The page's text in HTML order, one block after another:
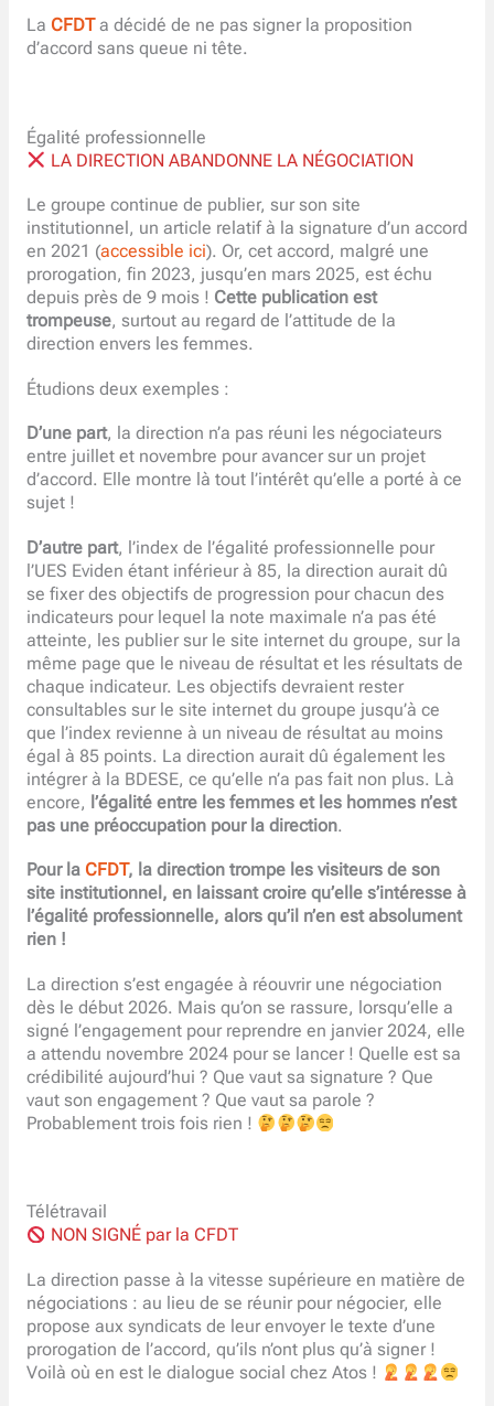
La CFDTa décidé de ne pas signer la proposition
d’accord sans queue ni tête.
Égalité professionnelle
LA DIRECTION ABANDONNE LA NÉGOCIATION
Le groupe continue de publier, sur son site
institutionnel, un article relatif à la signature d’un accord
en 2021 (accessible ici). Or, cet accord, malgré une
prorogation, fin 2023, jusqu’en mars 2025, est échu
depuis près de 9 mois ! Cette publication est
trompeuse, surtout au regard de l’attitude de la
direction envers les femmes.
Étudions deux exemples :
D’une part, la direction n’a pas réuni les négociateurs
entre juillet et novembre pour avancer sur un projet
d’accord. Elle montre là tout l’intérêt qu’elle a porté à ce
sujet !
D’autre part, l’index de l’égalité professionnelle pour
l’UES Eviden étant inférieur à 85, la direction aurait dû
se fixer des objectifs de progression pour chacun des
indicateurs pour lequel la note maximale n’a pas été
atteinte, les publier sur le site internet du groupe, sur la
même page que le niveau de résultat et les résultats de
chaque indicateur. Les objectifs devraient rester
consultables sur le site internet du groupe jusqu’à ce
que l’index revienne à un niveau de résultat au moins
égal à 85 points. La direction aurait dû également les
intégrer à la BDESE, ce qu’elle n’a pas fait non plus. Là
encore, l’égalité entre les femmes et les hommes n’est
pas une préoccupation pour la direction.
Pour la CFDT, la direction trompe les visiteurs de son
site institutionnel, en laissant croire qu’elle s’intéresse à
l’égalité professionnelle, alors qu’il n’en est absolument
rien !
La direction s’est engagée à réouvrir une négociation
dès le début 2026. Mais qu’on se rassure, lorsqu’elle a
signé l’engagement pour reprendre en janvier 2024, elle
a attendu novembre 2024 pour se lancer ! Quelle est sa
crédibilité aujourd’hui ? Que vaut sa signature ? Que
vaut son engagement ? Que vaut sa parole ?
Probablement trois fois rien !
Télétravail
NON SIGNÉ par la CFDT
La direction passe à la vitesse supérieure en matière de
négociations : au lieu de se réunir pour négocier, elle
propose aux syndicats de leur envoyer le texte d’une
prorogation de l’accord, qu’ils n’ont plus qu’à signer !
Voilà où en est le dialogue social chez Atos !